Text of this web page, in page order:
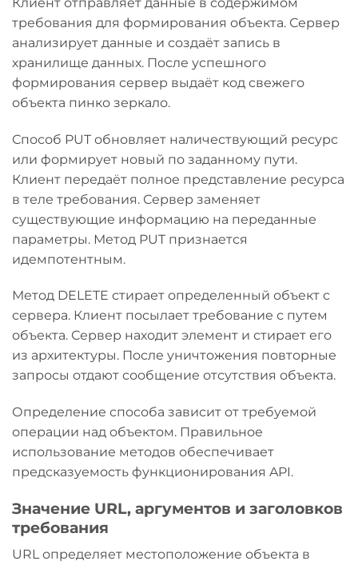
требования для формирования объекта. Сервер
анализирует данные и создаёт запись в
хранилище данных. После успешного
формирования сервер выдаёт код свежего
объекта пинко зеркало.
Способ PUT обновляет наличествующий ресурс
или формирует новый по заданному пути.
Клиент передаёт полное представление ресурса
в теле требования. Сервер заменяет
существующие информацию на переданные
параметры. Метод PUT признается
идемпотентным.
Метод DELETE стирает определенный объект с
сервера. Клиент посылает требование с путем
объекта. Сервер находит элемент и стирает его
из архитектуры. После уничтожения повторные
запросы отдают сообщение отсутствия объекта.
Определение способа зависит от требуемой
операции над объектом. Правильное
использование методов обеспечивает
предсказуемость функционирования API.
Значение URL, аргументов и заголовков
требования
URL определяет местоположение объекта в